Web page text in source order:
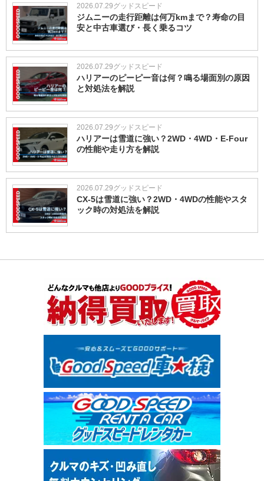
2026.07.29グッドスピード
ジムニーの走行距離は何万kmまで？寿命の目
安と中古車選び・長く乗るコツ
2026.07.29グッドスピード
ハリアーのピーピー音は何？鳴る場面別の原因
と対処法を解説
2026.07.29グッドスピード
ハリアーは雪道に強い？2WD・4WD・E-Four
の性能や走り方を解説
2026.07.29グッドスピード
CX-5は雪道に強い？2WD・4WDの性能やスタ
ック時の対処法を解説